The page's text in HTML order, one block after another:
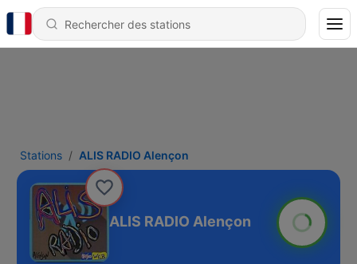
Stations ALIS RADIO Alençon
ALIS RADIO Alençon